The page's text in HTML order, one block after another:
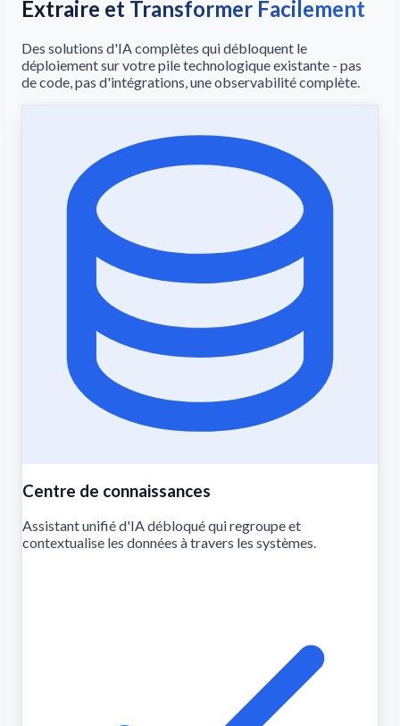
Extraire et Transformer Facilement
Des solutions d'IA complètes qui débloquent le
déploiement sur votre pile technologique existante - pas
de code, pas d'intégrations, une observabilité complète.
Centre de connaissances
Assistant unifié d'IA débloqué qui regroupe et
contextualise les données à travers les systèmes.